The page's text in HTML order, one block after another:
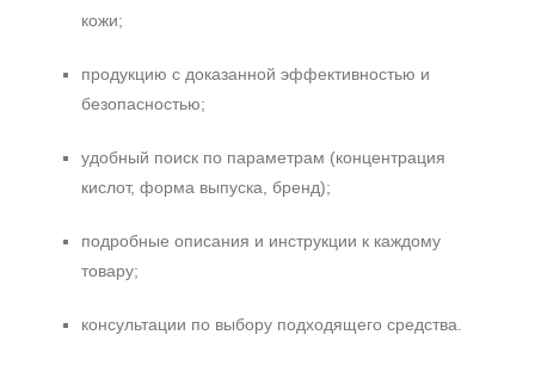
кожи;
продукцию с доказанной эффективностью и
безопасностью;
удобный поиск по параметрам (концентрация
кислот, форма выпуска, бренд);
подробные описания и инструкции к каждому
товару;
консультации по выбору подходящего средства.